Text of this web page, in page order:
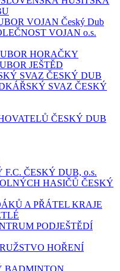
VOJAN Český Dub
VOJAN o.s.
HORAČKY
JEŠTĚD
SVAZ ČESKÝ DUB
SVAZ ČESKÝ
ČESKÝ DUB
F.C. ČESKÝ DUB, o.s.
HASIČŮ ČESKÝ
A PŘÁTEL KRAJE
PODJEŠTĚDÍ
HOŘENÍ
BADMINTON